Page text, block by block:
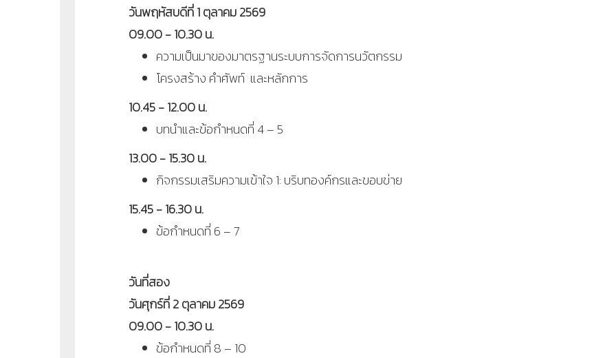
วันพฤหัสบดีที่ 1 ตุลาคม 2569
09.00 - 10.30 น.
ความเป็นมาของมาตรฐานระบบการจัดการนวัตกรรม
โครงสร้าง คำศัพท์ และหลักการ
10.45 - 12.00 น.
บทนำและข้อกำหนดที่ 4 – 5
13.00 - 15.30 น.
กิจกรรมเสริมความเข้าใจ 1: บริบทองค์กรและขอบข่าย
15.45 - 16.30 น.
ข้อกำหนดที่ 6 – 7
วันที่สอง
วันศุกร์ที่ 2 ตุลาคม 2569
09.00 - 10.30 น.
ข้อกำหนดที่ 8 – 10